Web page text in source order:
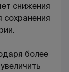
снижения
более